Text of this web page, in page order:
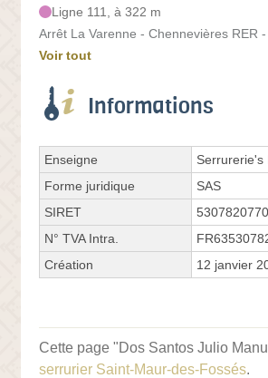
Ligne 111, à 322 m
Arrêt La Varenne - Chennevières RER
Voir tout
Informations
Enseigne
Serrurerie's
Forme juridique
SAS
SIRET
N° TVA Intra.
Création
12 janvier
Cette page "Dos Santos Julio
serrurier Saint-Maur-des-Fossés.